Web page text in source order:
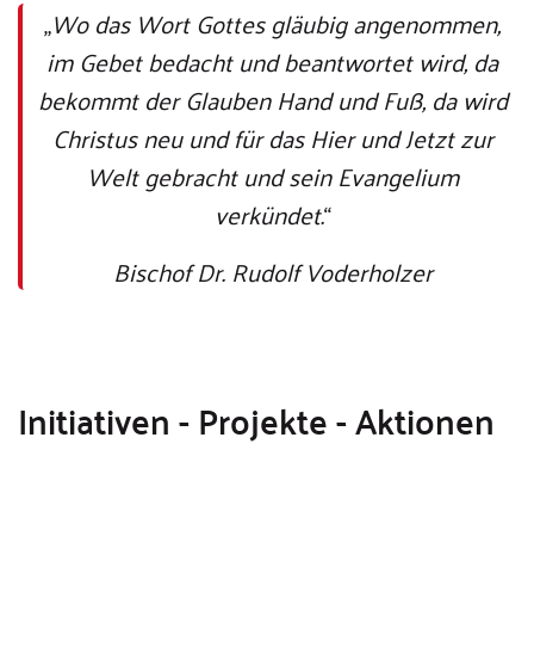
„Wo das Wort Gottes gläubig angenommen,
im Gebet bedacht und beantwortet wird, da
bekommt der Glauben Hand und Fuß, da wird
Christus neu und für das Hier und Jetzt zur
Welt gebracht und sein Evangelium
verkündet.“
Bischof Dr. Rudolf Voderholzer
Initiativen - Projekte - Aktionen